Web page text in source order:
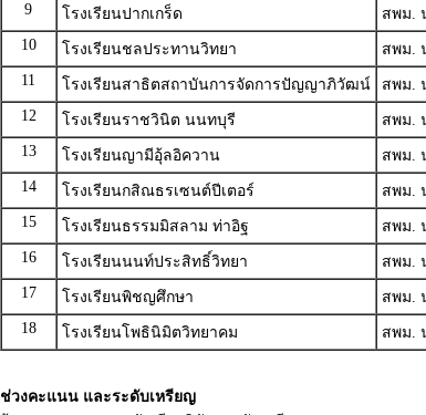
9 โรงเรียนปากเกร็ด สพม.
10 โรงเรียนชลประทานวิทยา สพม.
11 โรงเรียนสาธิตสถาบันการจัดการปัญญาภิวัฒน์ สพม.
12 โรงเรียนราชวินิต นนทบุรี สพม.
13 โรงเรียนญามีอุ้ลอิควาน สพม.
14 โรงเรียนกสิณธรเซนต์ปีเตอร์ สพม.
15 โรงเรียนธรรมมิสลาม ท่าอิฐ สพม.
16 โรงเรียนนนท์ประสิทธิ์วิทยา สพม.
17 โรงเรียนพิชญศึกษา สพม.
18 โรงเรียนโพธินิมิตวิทยาคม สพม.
ช่วงคะแนน และระดับเหรียญ